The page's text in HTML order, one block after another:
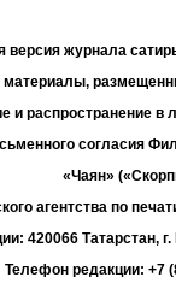
версия журнала
и распространение
согласия
«Чаян»
агентства по
420066 Татарстан,
Телефон редакции: +7